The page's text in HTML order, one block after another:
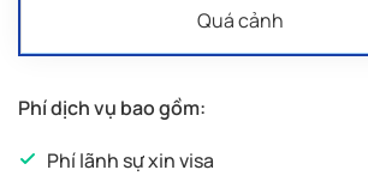
Quá cảnh
Phí dịch vụ bao gồm:
Phí lãnh sự xin visa